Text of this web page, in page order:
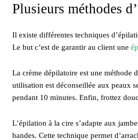
Plusieurs méthodes
Il existe différentes techniques
Le but c’est de garantir au client une
La crème dépilatoire est une méthode
utilisation est déconseillée aux peaux
pendant 10 minutes. Enfin, frottez
L’épilation à la cire s’adapte aux
bandes. Cette technique permet